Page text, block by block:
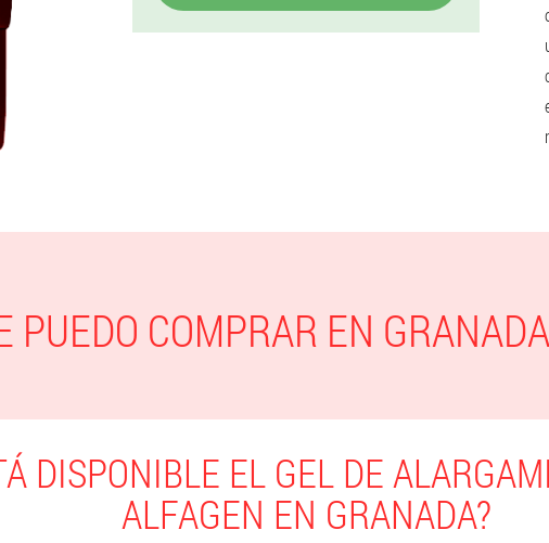
PUEDO COMPRAR EN
DISPONIBLE EL GEL DE
ALFAGEN EN GRANADA?